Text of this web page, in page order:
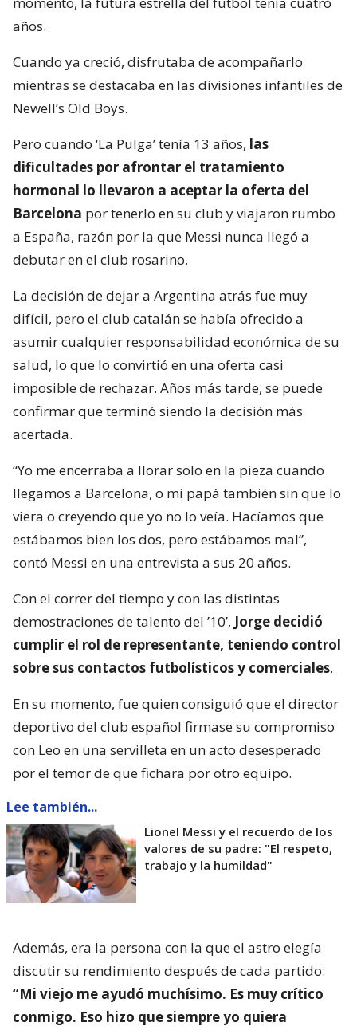
años.
Cuando ya creció, disfrutaba de acompañarlo
mientras se destacaba en las divisiones infantiles de
Newell’s Old Boys.
Pero cuando ‘La Pulga’ tenía 13 años, las
dificultades por afrontar el tratamiento
hormonal lo llevaron a aceptar la oferta del
Barcelona por tenerlo en su club y viajaron rumbo
a España, razón por la que Messi nunca llegó a
debutar en el club rosarino.
La decisión de dejar a Argentina atrás fue muy
difícil, pero el club catalán se había ofrecido a
asumir cualquier responsabilidad económica de su
salud, lo que lo convirtió en una oferta casi
imposible de rechazar. Años más tarde, se puede
confirmar que terminó siendo la decisión más
acertada.
“Yo me encerraba a llorar solo en la pieza cuando
llegamos a Barcelona, o mi papá también sin que lo
viera o creyendo que yo no lo veía. Hacíamos que
estábamos bien los dos, pero estábamos mal”,
contó Messi en una entrevista a sus 20 años.
Con el correr del tiempo y con las distintas
demostraciones de talento del ’10’, Jorge decidió
cumplir el rol de representante, teniendo control
sobre sus contactos futbolísticos y comerciales.
En su momento, fue quien consiguió que el director
deportivo del club español firmase su compromiso
con Leo en una servilleta en un acto desesperado
por el temor de que fichara por otro equipo.
Lee también...
Lionel Messi y el recuerdo de los
valores de su padre: "El respeto,
trabajo y la humildad"
Además, era la persona con la que el astro elegía
discutir su rendimiento después de cada partido:
“Mi viejo me ayudó muchísimo. Es muy crítico
conmigo. Eso hizo que siempre yo quiera